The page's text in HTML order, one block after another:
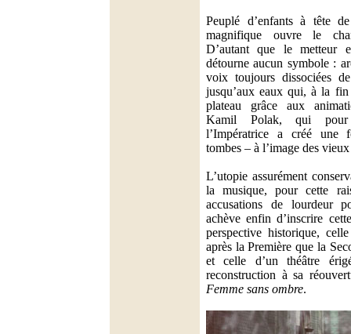
Peuplé d’enfants à tête
magnifique ouvre le
D’autant que le metteur
détourne aucun symbole :
voix toujours dissociées
jusqu’aux eaux qui, à la
plateau grâce aux
Kamil Polak, qui
l’Impératrice a créé une
tombes – à l’image des
L’utopie assurément
la musique, pour cette
accusations de lourdeur
achève enfin d’inscrire
perspective historique,
après la Première que la
et celle d’un théâtre
reconstruction à sa
Femme sans ombre.